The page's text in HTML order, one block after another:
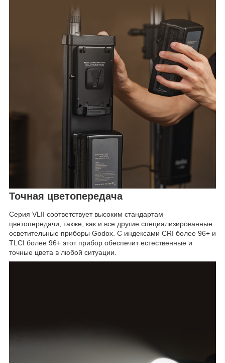
Точная цветопередача
Серия VLII соответствует высоким стандартам
цветопередачи, также, как и все другие специализированные
осветительные приборы Godox. С индексами CRI более 96+ и
TLCI более 96+ этот прибор обеспечит естественные и
точные цвета в любой ситуации.